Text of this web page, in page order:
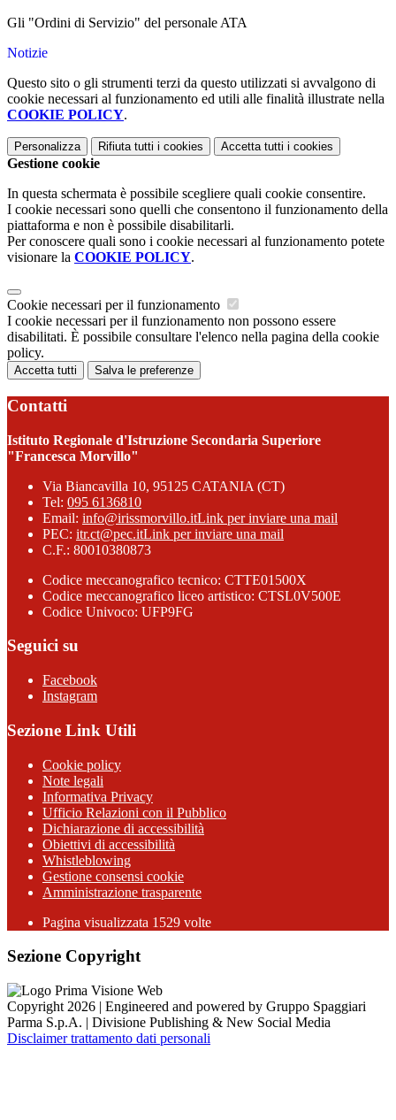
Gli "Ordini di Servizio" del personale ATA
Notizie
Questo sito o gli strumenti terzi da questo utilizzati si avvalgono di
cookie necessari al funzionamento ed utili alle finalità illustrate nella
COOKIE POLICY.
Personalizza Rifiuta tutti i cookies Accetta tutti i cookies
Gestione cookie
In questa schermata è possibile scegliere quali cookie consentire.
I cookie necessari sono quelli che consentono il funzionamento della
piattaforma e non è possibile disabilitarli.
Per conoscere quali sono i cookie necessari al funzionamento potete
visionare la COOKIE POLICY.
Cookie necessari per il funzionamento
I cookie necessari per il funzionamento non possono essere
disabilitati. È possibile consultare l'elenco nella pagina della cookie
policy.
Accetta tutti Salva le preferenze
Contatti
Istituto Regionale d'Istruzione Secondaria Superiore
"Francesca Morvillo"
Via Biancavilla 10, 95125 CATANIA (CT)
Tel: 095 6136810
Email: info@irissmorvillo.itLink per inviare una mail
PEC: itr.ct@pec.itLink per inviare una mail
C.F.: 80010380873
Codice meccanografico tecnico: CTTE01500X
Codice meccanografico liceo artistico: CTSL0V500E
Codice Univoco: UFP9FG
Seguici su
Facebook
Instagram
Sezione Link Utili
Cookie policy
Note legali
Informativa Privacy
Ufficio Relazioni con il Pubblico
Dichiarazione di accessibilità
Obiettivi di accessibilità
Whistleblowing
Gestione consensi cookie
Amministrazione trasparente
Pagina visualizzata 1529 volte
Sezione Copyright
Copyright 2026 | Engineered and powered by Gruppo Spaggiari
Parma S.p.A. | Divisione Publishing & New Social Media
Disclaimer trattamento dati personali